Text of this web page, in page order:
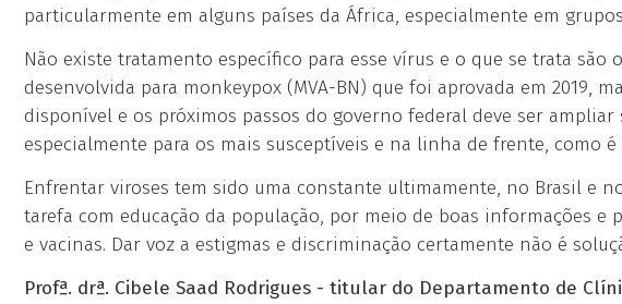
particularmente em alguns países da África, especialmente em
Não existe tratamento específico para esse vírus e o que se trata são
desenvolvida para monkeypox (MVA-BN) que foi aprovada em 2019,
disponível e os próximos passos do governo federal deve ser
especialmente para os mais susceptíveis e na linha de frente, como
Enfrentar viroses tem sido uma constante ultimamente, no Brasil e
tarefa com educação da população, por meio de boas informações e
e vacinas. Dar voz a estigmas e discriminação certamente não é
Profª. drª. Cibele Saad Rodrigues - titular do Departamento de